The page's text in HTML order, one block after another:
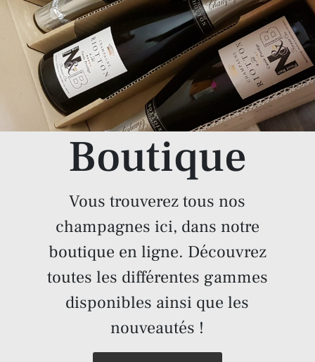
Boutique
Vous trouverez tous nos
champagnes ici, dans notre
boutique en ligne. Découvrez
toutes les différentes gammes
disponibles ainsi que les
nouveautés !